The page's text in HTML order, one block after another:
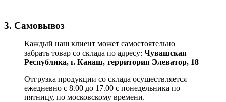
3. Самовывоз
Каждый наш клиент может самостоятельно
забрать товар со склада по адресу: Чувашская
Республика, г. Канаш, территория Элеватор, 18
Отгрузка продукции со склада осуществляется
ежедневно с 8.00 до 17.00 с понедельника по
пятницу, по московскому времени.